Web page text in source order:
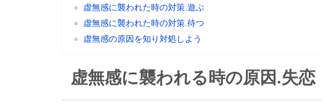
虚無感に襲われた時の対策.遊ぶ
虚無感に襲われた時の対策.待つ
虚無感の原因を知り対処しよう
虚無感に襲われる時の原因.失恋